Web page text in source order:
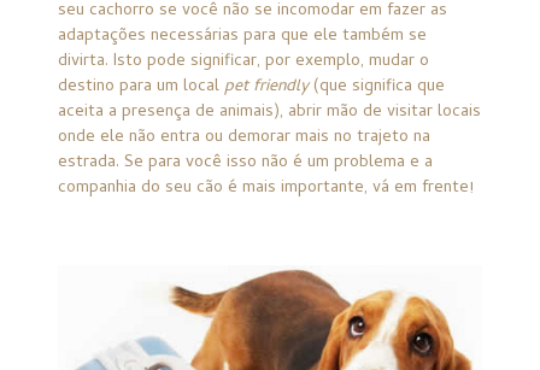
seu cachorro se você não se incomodar em fazer as
adaptações necessárias para que ele também se
divirta. Isto pode significar, por exemplo, mudar o
destino para um localpet friendly(que significa que
aceita a presença de animais), abrir mão de visitar locais
onde ele não entra ou demorar mais no trajeto na
estrada. Se para você isso não é um problema e a
companhia do seu cão é mais importante, vá em frente!